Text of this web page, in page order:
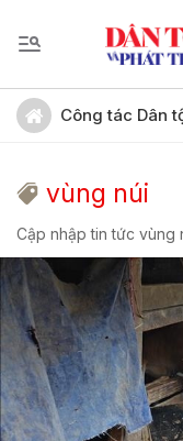
Công tác Dân
vùng núi
Cập nhập tin tức vùng